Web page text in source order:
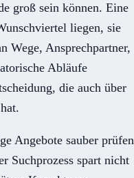
groß sein können. Eine
liegen, sie
Wege, Ansprechpartner,
Abläufe
die auch über
Angebote sauber prüfen
Suchprozess spart nicht